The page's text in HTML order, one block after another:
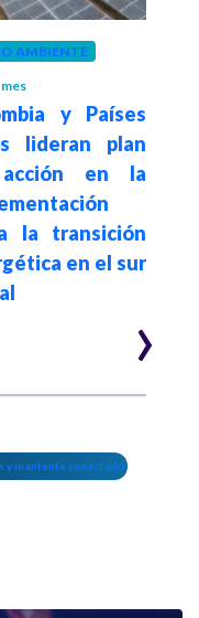
AMBIENTE
y Países
lideran plan
en la
la transición
en el sur
›
y mantente conectado